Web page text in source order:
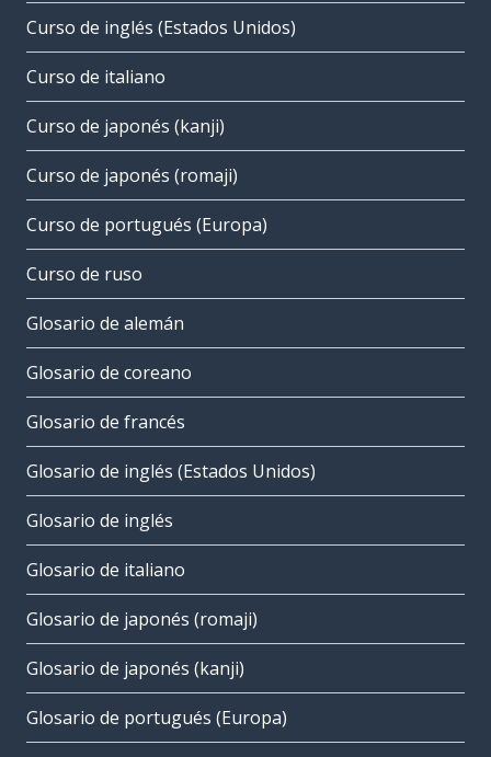
Curso de inglés (Estados Unidos)
Curso de italiano
Curso de japonés (kanji)
Curso de japonés (romaji)
Curso de portugués (Europa)
Curso de ruso
Glosario de alemán
Glosario de coreano
Glosario de francés
Glosario de inglés (Estados Unidos)
Glosario de inglés
Glosario de italiano
Glosario de japonés (romaji)
Glosario de japonés (kanji)
Glosario de portugués (Europa)